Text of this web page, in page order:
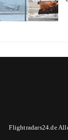
Flightradars24.de